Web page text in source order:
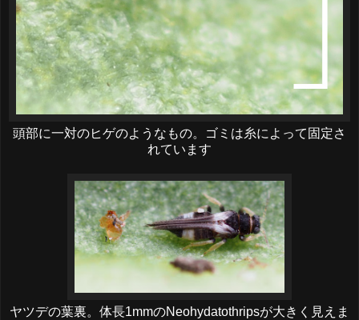
頭部に一対のヒゲのようなもの。ゴミは糸によって固定さ
れています
ヤツデの葉裏。体長1mmのNeohydatothripsが大きく見えま